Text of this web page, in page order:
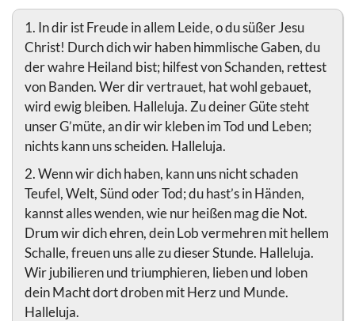
1. In dir ist Freude in allem Leide, o du süßer Jesu
Christ! Durch dich wir haben himmlische Gaben, du
der wahre Heiland bist; hilfest von Schanden, rettest
von Banden. Wer dir vertrauet, hat wohl gebauet,
wird ewig bleiben. Halleluja. Zu deiner Güte steht
unser G’müte, an dir wir kleben im Tod und Leben;
nichts kann uns scheiden. Halleluja.
2. Wenn wir dich haben, kann uns nicht schaden
Teufel, Welt, Sünd oder Tod; du hast’s in Händen,
kannst alles wenden, wie nur heißen mag die Not.
Drum wir dich ehren, dein Lob vermehren mit hellem
Schalle, freuen uns alle zu dieser Stunde. Halleluja.
Wir jubilieren und triumphieren, lieben und loben
dein Macht dort droben mit Herz und Munde.
Halleluja.